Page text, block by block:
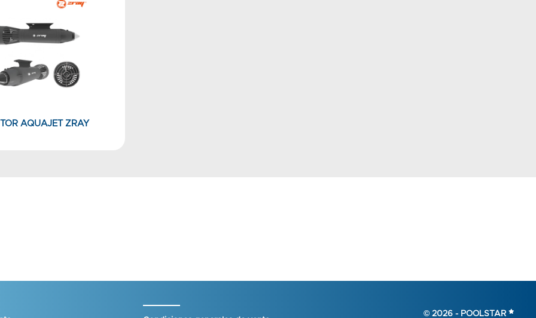
AQUAJET ZRAY
© 2026 - POOLSTAR